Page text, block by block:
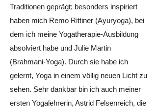
Traditionen geprägt; besonders inspiriert
haben mich Remo Rittiner (Ayuryoga), bei
dem ich meine Yogatherapie-Ausbildung
absolviert habe und Julie Martin
(Brahmani-Yoga). Durch sie habe ich
gelernt, Yoga in einem völlig neuen Licht zu
sehen. Sehr dankbar bin ich auch meiner
ersten Yogalehrerin, Astrid Felsenreich, die